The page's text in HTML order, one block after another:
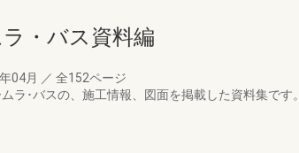
・バス資料編
04月 ／ 全152ページ
ラ･バスの、施工情報、図面を掲載した資料集です。